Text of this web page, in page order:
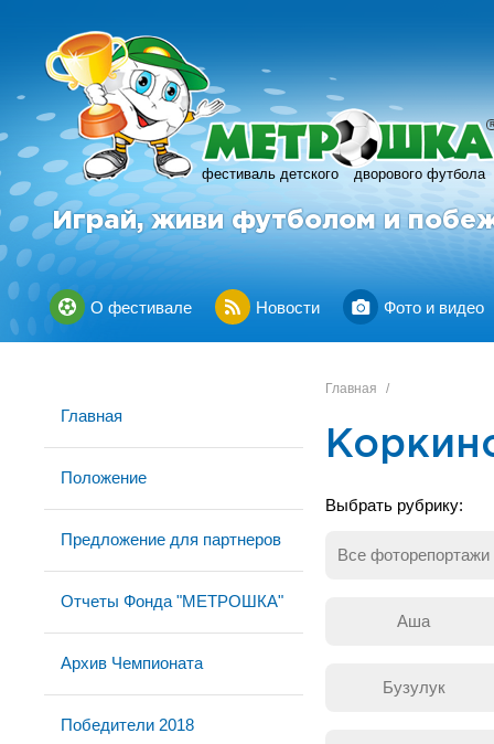
фестиваль детского дворового футбола
R
Играй, живи футболом и
О фестивале Новости Фото и видео
Главная
Положение
Предложение для партнеров
Отчеты Фонда "МЕТРОШКА"
Архив Чемпионата
Победители 2018
Главная /
Выбрать рубрику:
Все фоторепортажи
Аша
Бузулук